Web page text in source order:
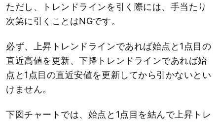
ただし、トレンドラインを引く際には、手当たり
次第に引くことはNGです。
必ず、上昇トレンドラインであれば始点と1点目の
直近高値を更新、下降トレンドラインであれば始
点と1点目の直近安値を更新してから引かないとい
けません。
下図チャートでは、始点と1点目を結んで上昇トレ